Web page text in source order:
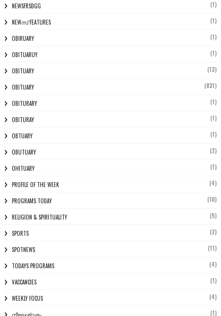
NEWSFRSDGG (1)
NEWസ് FEATURES (1)
OBIRUARY (1)
OBITUARUY (1)
OBITUARY (13)
OBITUARY (831)
OBITURARY (1)
OBITURAY (1)
OBTUARY (1)
OBUTUARY (2)
OHITUARY (1)
PROFILE OF THE WEEK (4)
PROGRAMS TODAY (10)
RELIGION & SPIRITUALITY (5)
SPORTS (2)
SPOTNEWS (11)
TODAYS PROGRAMS (4)
VACCANCIES (1)
WEEKLY FOCUS (4)
(1)